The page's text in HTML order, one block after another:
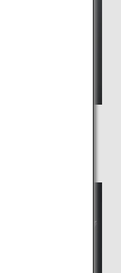
ネスクラス機内食